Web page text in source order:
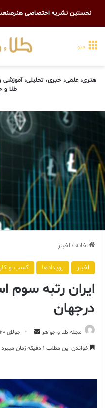
نخستین نشریه اختصاصی هنرصنعت
منو
هنری، علمی، خبری، تحلیلی،
طلا و
خانه/ اخبار
اخبار رویدادها کسب و کار
ایران رتبه سوم
در‌جهان
مجله طلا و جواهر
ارسال
جولای 20, 2020
خواندن این مطلب 1 دقیقه زمان میبرد